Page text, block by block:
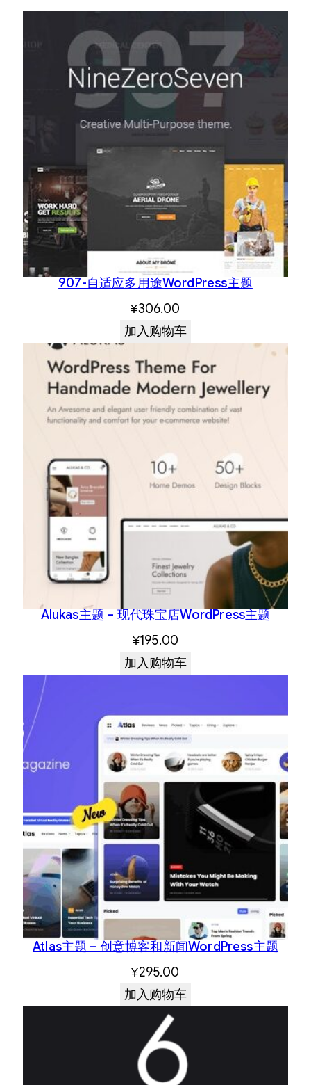
907-自适应多用途WordPress主题
¥306.00
加入购物车
Alukas主题 – 现代珠宝店WordPress主题
¥195.00
加入购物车
Atlas主题 – 创意博客和新闻WordPress主题
¥295.00
加入购物车